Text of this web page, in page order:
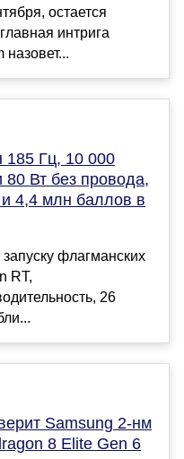
остается
интрига
назовет...
Гц, 10 000
80 Вт без провода,
4,4 млн баллов в
флагманских
RT,
26
Samsung 2-нм
8 Elite Gen 6